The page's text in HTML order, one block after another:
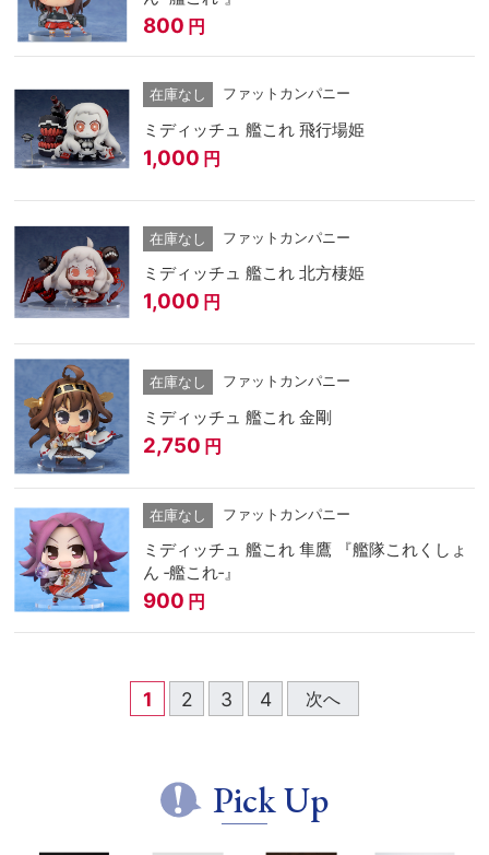
800 円
在庫なし ファットカンパニー
ミディッチュ 艦これ 飛行場姫
1,000 円
在庫なし ファットカンパニー
ミディッチュ 艦これ 北方棲姫
1,000 円
在庫なし ファットカンパニー
ミディッチュ 艦これ 金剛
2,750 円
在庫なし ファットカンパニー
ミディッチュ 艦これ 隼鷹 『艦隊これくしょ
ん ‐艦これ‐』
900 円
1 2 3 4 次へ
Pick Up